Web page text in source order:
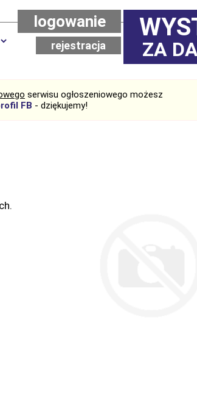
ZA
logowanie
rejestracja
serwisu ogłoszeniowego możesz
FB - dziękujemy!